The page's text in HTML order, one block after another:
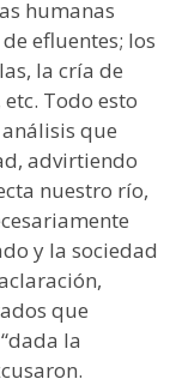
humanas
efluentes; los
la cría de
Todo esto
que
advirtiendo
nuestro río,
y la sociedad
que
la